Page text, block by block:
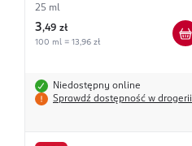
25 ml
3,49 zł
100 ml = 13,96 zł
Niedostępny online
Sprawdź dostępność w drogerii